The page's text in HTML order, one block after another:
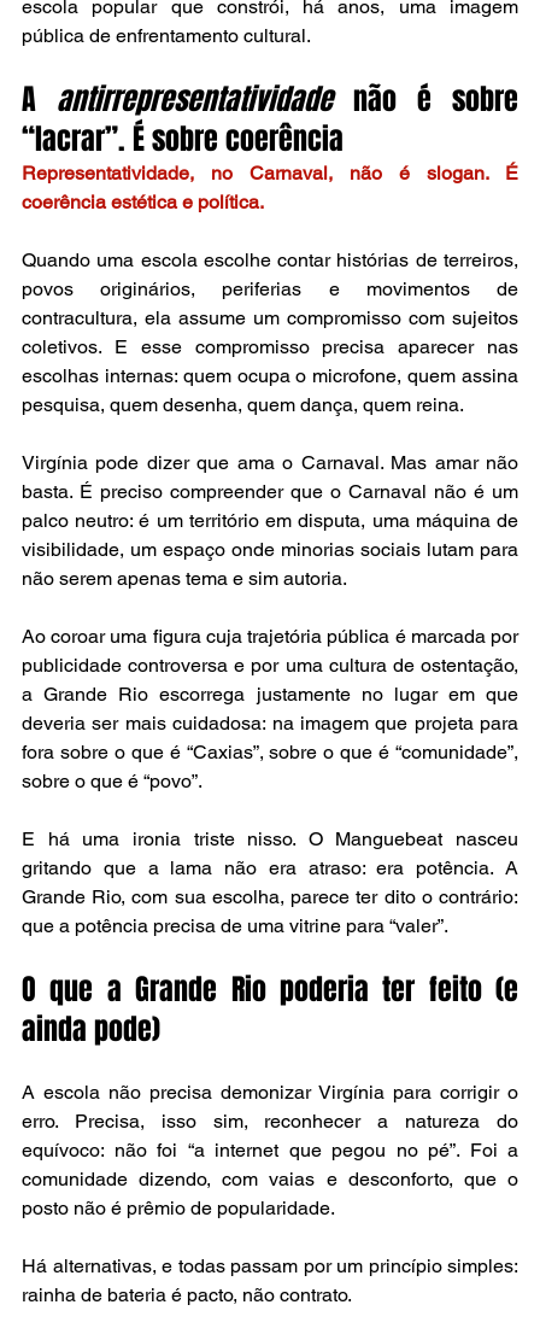
escola popular que constrói, há anos, uma imagem
pública de enfrentamento cultural.
A antirrepresentatividade não é sobre
“lacrar”. É sobre coerência
Representatividade, no Carnaval, não é slogan. É
coerência estética e política.
Quando uma escola escolhe contar histórias de terreiros,
povos originários, periferias e movimentos de
contracultura, ela assume um compromisso com sujeitos
coletivos. E esse compromisso precisa aparecer nas
escolhas internas: quem ocupa o microfone, quem assina
pesquisa, quem desenha, quem dança, quem reina.
Virgínia pode dizer que ama o Carnaval. Mas amar não
basta. É preciso compreender que o Carnaval não é um
palco neutro: é um território em disputa, uma máquina de
visibilidade, um espaço onde minorias sociais lutam para
não serem apenas tema e sim autoria.
Ao coroar uma figura cuja trajetória pública é marcada por
publicidade controversa e por uma cultura de ostentação,
a Grande Rio escorrega justamente no lugar em que
deveria ser mais cuidadosa: na imagem que projeta para
fora sobre o que é “Caxias”, sobre o que é “comunidade”,
sobre o que é “povo”.
E há uma ironia triste nisso. O Manguebeat nasceu
gritando que a lama não era atraso: era potência. A
Grande Rio, com sua escolha, parece ter dito o contrário:
que a potência precisa de uma vitrine para “valer”.
O que a Grande Rio poderia ter feito (e
ainda pode)
A escola não precisa demonizar Virgínia para corrigir o
erro. Precisa, isso sim, reconhecer a natureza do
equívoco: não foi “a internet que pegou no pé”. Foi a
comunidade dizendo, com vaias e desconforto, que o
posto não é prêmio de popularidade.
Há alternativas, e todas passam por um princípio simples:
rainha de bateria é pacto, não contrato.